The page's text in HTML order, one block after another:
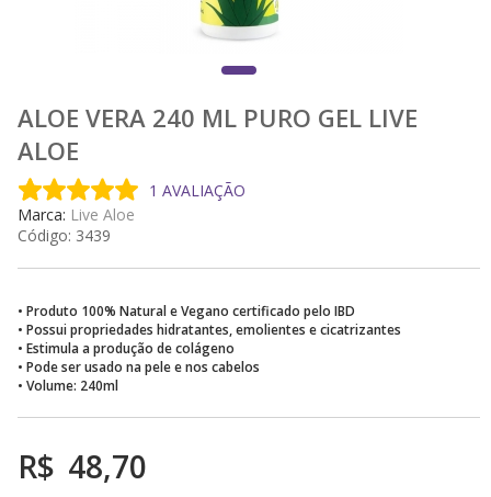
ALOE VERA 240 ML PURO GEL LIVE
ALOE
1 AVALIAÇÃO
Marca: Live Aloe
Código: 3439
• Produto 100% Natural e Vegano certificado pelo IBD
• Possui propriedades hidratantes, emolientes e cicatrizantes
• Estimula a produção de colágeno
• Pode ser usado na pele e nos cabelos
• Volume: 240ml
R$ 48,70